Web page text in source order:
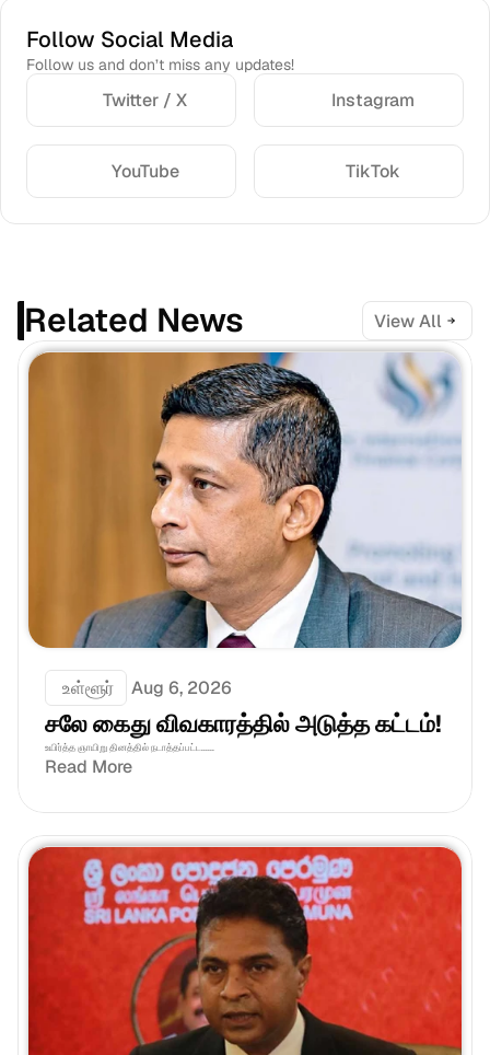
Follow Social Media
Follow us and don’t miss any updates!
Twitter / X Instagram
YouTube TikTok
Related News View All
உள்ளூர் Aug 6, 2026
சலே கைது விவகாரத்தில் அடுத்த கட்டம்!
உயிர்த்த ஞாயிறு தினத்தில் நடாத்தப்பட்ட......
Read More